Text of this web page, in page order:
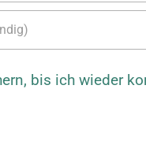
bis ich wieder